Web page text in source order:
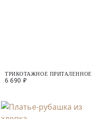
ТРИКОТАЖНОЕ ПРИТАЛЕННОЕ
ПЛАТЬЕ ИЗ ХЛОПКА
6 690 ₽